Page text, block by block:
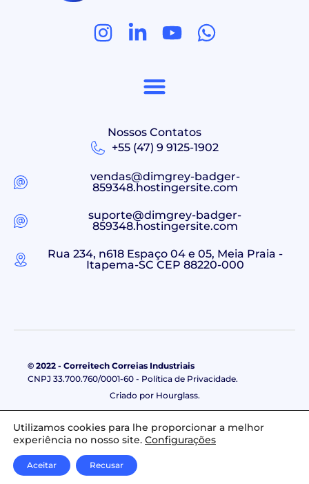
Nossos Contatos
+55 (47) 9 9125-1902
vendas@dimgrey-badger-
859348.hostingersite.com
suporte@dimgrey-badger-
859348.hostingersite.com
Rua 234, n618 Espaço 04 e 05, Meia Praia -
Itapema-SC CEP 88220-000
© 2022 - Correitech Correias Industriais
CNPJ 33.700.760/0001-60 - Política de Privacidade.
Criado por Hourglass.
Utilizamos cookies para lhe proporcionar a melhor
experiência no nosso site. Configurações
Aceitar Recusar